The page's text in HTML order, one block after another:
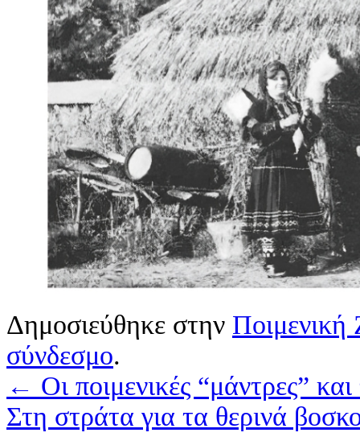
Δημοσιεύθηκε στην
σύνδεσμο.
← Οι ποιμενικές “μάντρες”
Στη στράτα για τα θερινά